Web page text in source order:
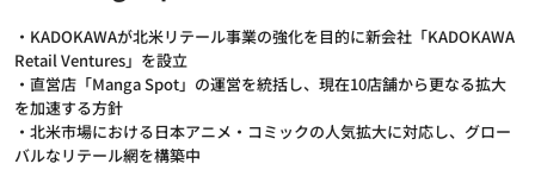
・KADOKAWAが北米リテール事業の強化を目的に新会社「KADOKAWA
Retail Ventures」を設立
・直営店「Manga Spot」の運営を統括し、現在10店舗から更なる拡大
を加速する方針
・北米市場における日本アニメ・コミックの人気拡大に対応し、グロー
バルなリテール網を構築中